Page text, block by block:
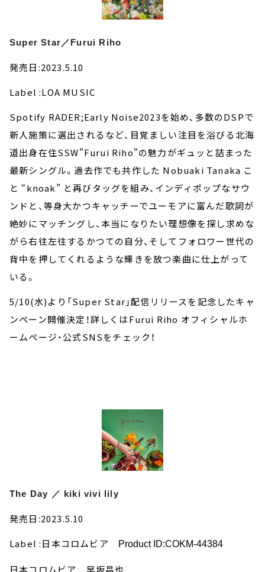
Super Star／Furui Riho
発売日:2023.5.10
Label :LOA MUSIC
Spotify RADER;Early Noise2023を始め、多数のDSPで
新人施策に選出されるなど、目覚ましい注目を浴びる北海
道出身在住SSW"Furui Riho"の魅力がギュッと詰まった
最新シングル。過去作でも共作した Nobuaki Tanaka こ
と “knoak” と再びタッグを組み、インディポップなサウ
ンドと、等身大かつキャッチーでユーモアに富んだ歌詞が
絶妙にマッチングし、本当になりたい理想像を探し求めな
がら右往左往するかつての自分、そしてフォロワー世代の
背中を押してくれるような輝きを放つ楽曲に仕上がって
いる。
5/10(水)より「Super Star」配信リリースを記念したキャ
ンペーン開催決定！詳しくはFurui Riho オフィシャルホ
ームページ・公式SNSをチェック！
The Day ／ kiki vivi lily
発売日:2023.5.10
Label :日本コロムビア
Product ID:COKM-44384
日本コロムビア 早坂昌也